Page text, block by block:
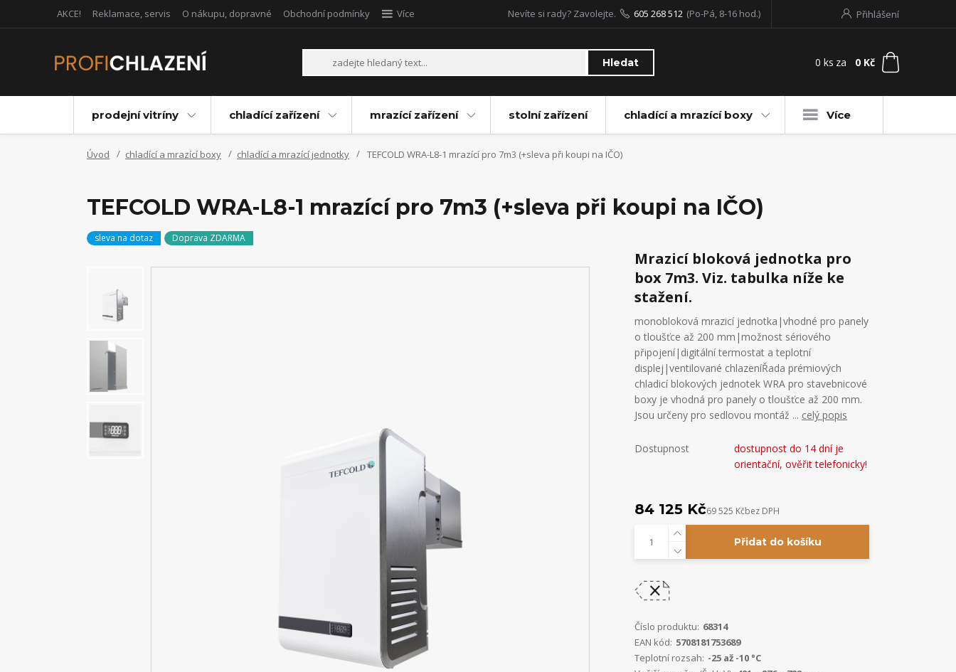
AKCE! Reklamace, servis O nákupu, dopravné Obchodní podmínky Více Přihlášení
Hledat
Nevíte si rady? Zavolejte. 605 268 512 (Po-Pá, 8-16 hod.)
0 ks za 0 Kč
prodejní vitríny chladící zařízení mrazící zařízení stolní zařízení chladící a mrazící boxy Více
Úvod chladící a mrazící boxy chladící a mrazící jednotky TEFCOLD WRA-L8-1 mrazící pro 7m3 (+sleva při koupi na IČO)
TEFCOLD WRA-L8-1 mrazící pro 7m3 (+sleva při koupi na IČO)
sleva na dotaz Doprava ZDARMA
Mrazicí bloková jednotka pro
box 7m3. Viz. tabulka níže ke
stažení.
monobloková mrazicí jednotka|vhodné pro panely
o tloušťce až 200 mm|možnost sériového
připojení|digitální termostat a teplotní
displej|ventilované chlazeníŘada prémiových
chladicí blokových jednotek WRA pro stavebnicové
boxy je vhodná pro panely o tloušťce až 200 mm.
Jsou určeny pro sedlovou montáž ... celý popis
Dostupnost
dostupnost do 14 dní je
orientační, ověřit telefonicky!
84 125 Kč69 525 Kčbez DPH
Přidat do košíku
Číslo produktu: 68314
EAN kód: 5708181753689
Teplotní rozsah: -25 až -10 °C